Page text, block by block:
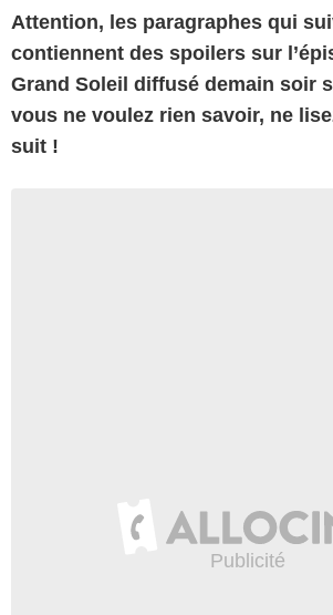
Attention, les paragraphes qui
contiennent des spoilers sur
Grand Soleil diffusé demain soir
vous ne voulez rien savoir, ne
suit !